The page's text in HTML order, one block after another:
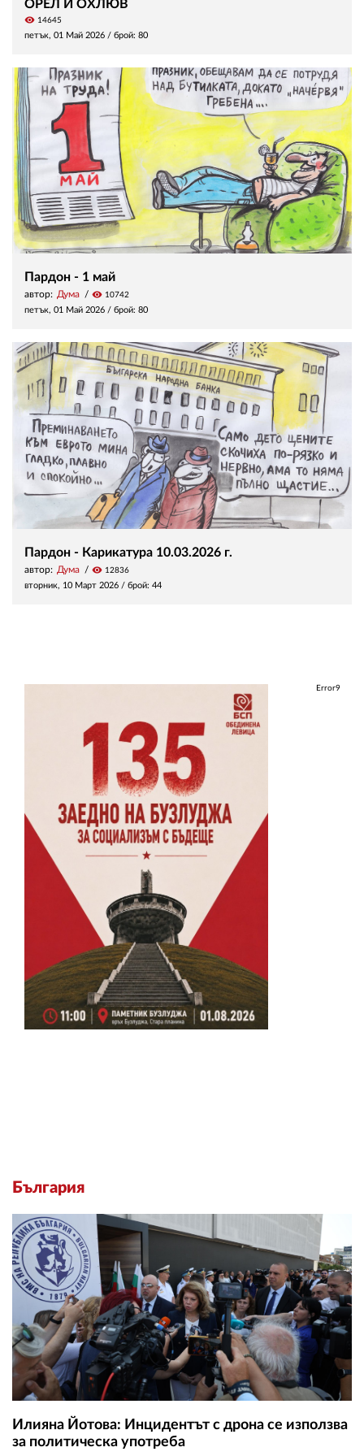
ОРЕЛ И ОХЛЮВ
visibility 14645
петък, 01 Май 2026 / брой: 80
Пардон - 1 май
автор: Дума visibility 10742
петък, 01 Май 2026 / брой: 80
Пардон - Карикатура 10.03.2026 г.
автор: Дума visibility 12836
вторник, 10 Март 2026 / брой: 44
Error9
България
Илияна Йотова: Инцидентът с дрона се използва
за политическа употреба